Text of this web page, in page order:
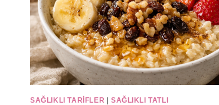
SAĞLIKLI TARIFLER | SAĞLIKLI TATLI